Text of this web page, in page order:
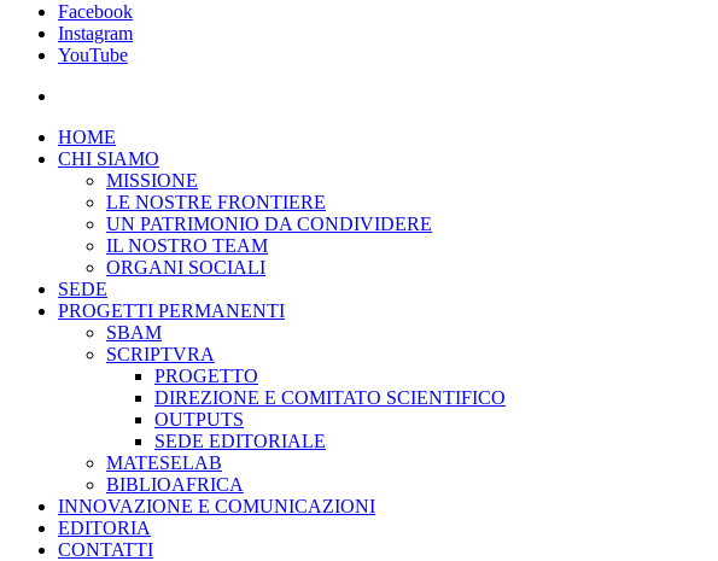
Facebook
Instagram
YouTube
HOME
CHI SIAMO
MISSIONE
LE NOSTRE FRONTIERE
UN PATRIMONIO DA CONDIVIDERE
IL NOSTRO TEAM
ORGANI SOCIALI
SEDE
PROGETTI PERMANENTI
SBAM
SCRIPTVRA
PROGETTO
DIREZIONE E COMITATO SCIENTIFICO
OUTPUTS
SEDE EDITORIALE
MATESELAB
BIBLIOAFRICA
INNOVAZIONE E COMUNICAZIONI
EDITORIA
CONTATTI